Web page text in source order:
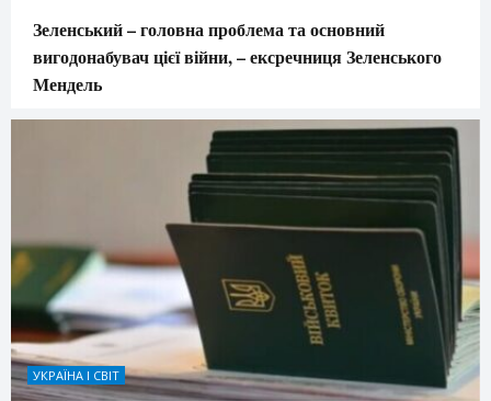
Зеленський – головна проблема та основний
вигодонабувач цієї війни, – ексречниця Зеленського
Мендель
УКРАЇНА І СВІТ